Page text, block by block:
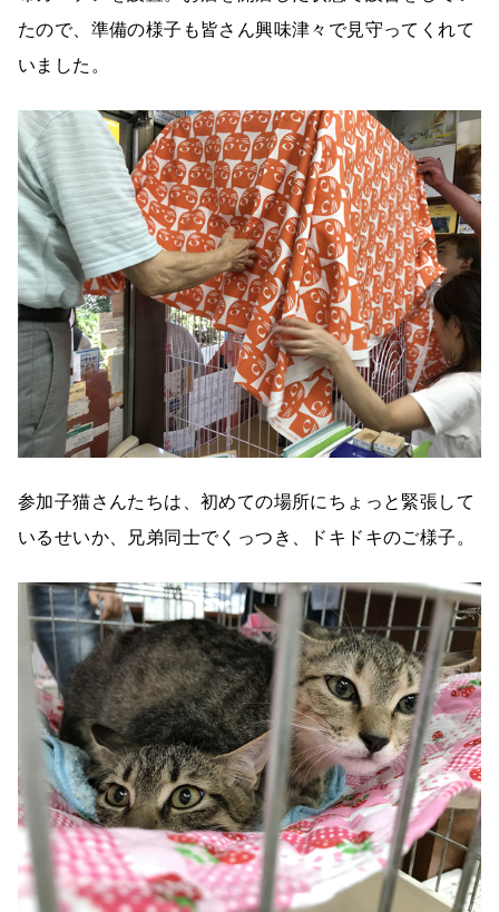
たので、準備の様子も皆さん興味津々で見守ってくれて
いました。
参加子猫さんたちは、初めての場所にちょっと緊張して
いるせいか、兄弟同士でくっつき、ドキドキのご様子。